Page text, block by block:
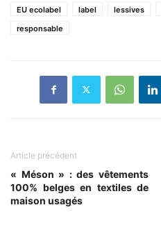
EU ecolabel
label lessives
responsable
Article précédent
« Méson » : des vêtements
100% belges en textiles de
maison usagés